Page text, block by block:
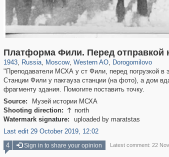
Платформа Фили. Перед отправкой
1943, Russia
1,406,849 29,243
, Moscow
319,861 8,286
, Western AO
27,129 310
, Dorogomilovo
6,082 107
"Преподаватели МСХА у ст Фили, перед погрузкой
Станции Фили у пакгауза станции (на фото), а дом
фрагменту здания. Помогите поставить точку.
Source:
Музей истории МСХА
Shooting direction:  north
Watermark signature:
uploaded by maratstas
Last edit 29 October 2019, 12:02
4 Sign in to share your opinion Latest comment: 22